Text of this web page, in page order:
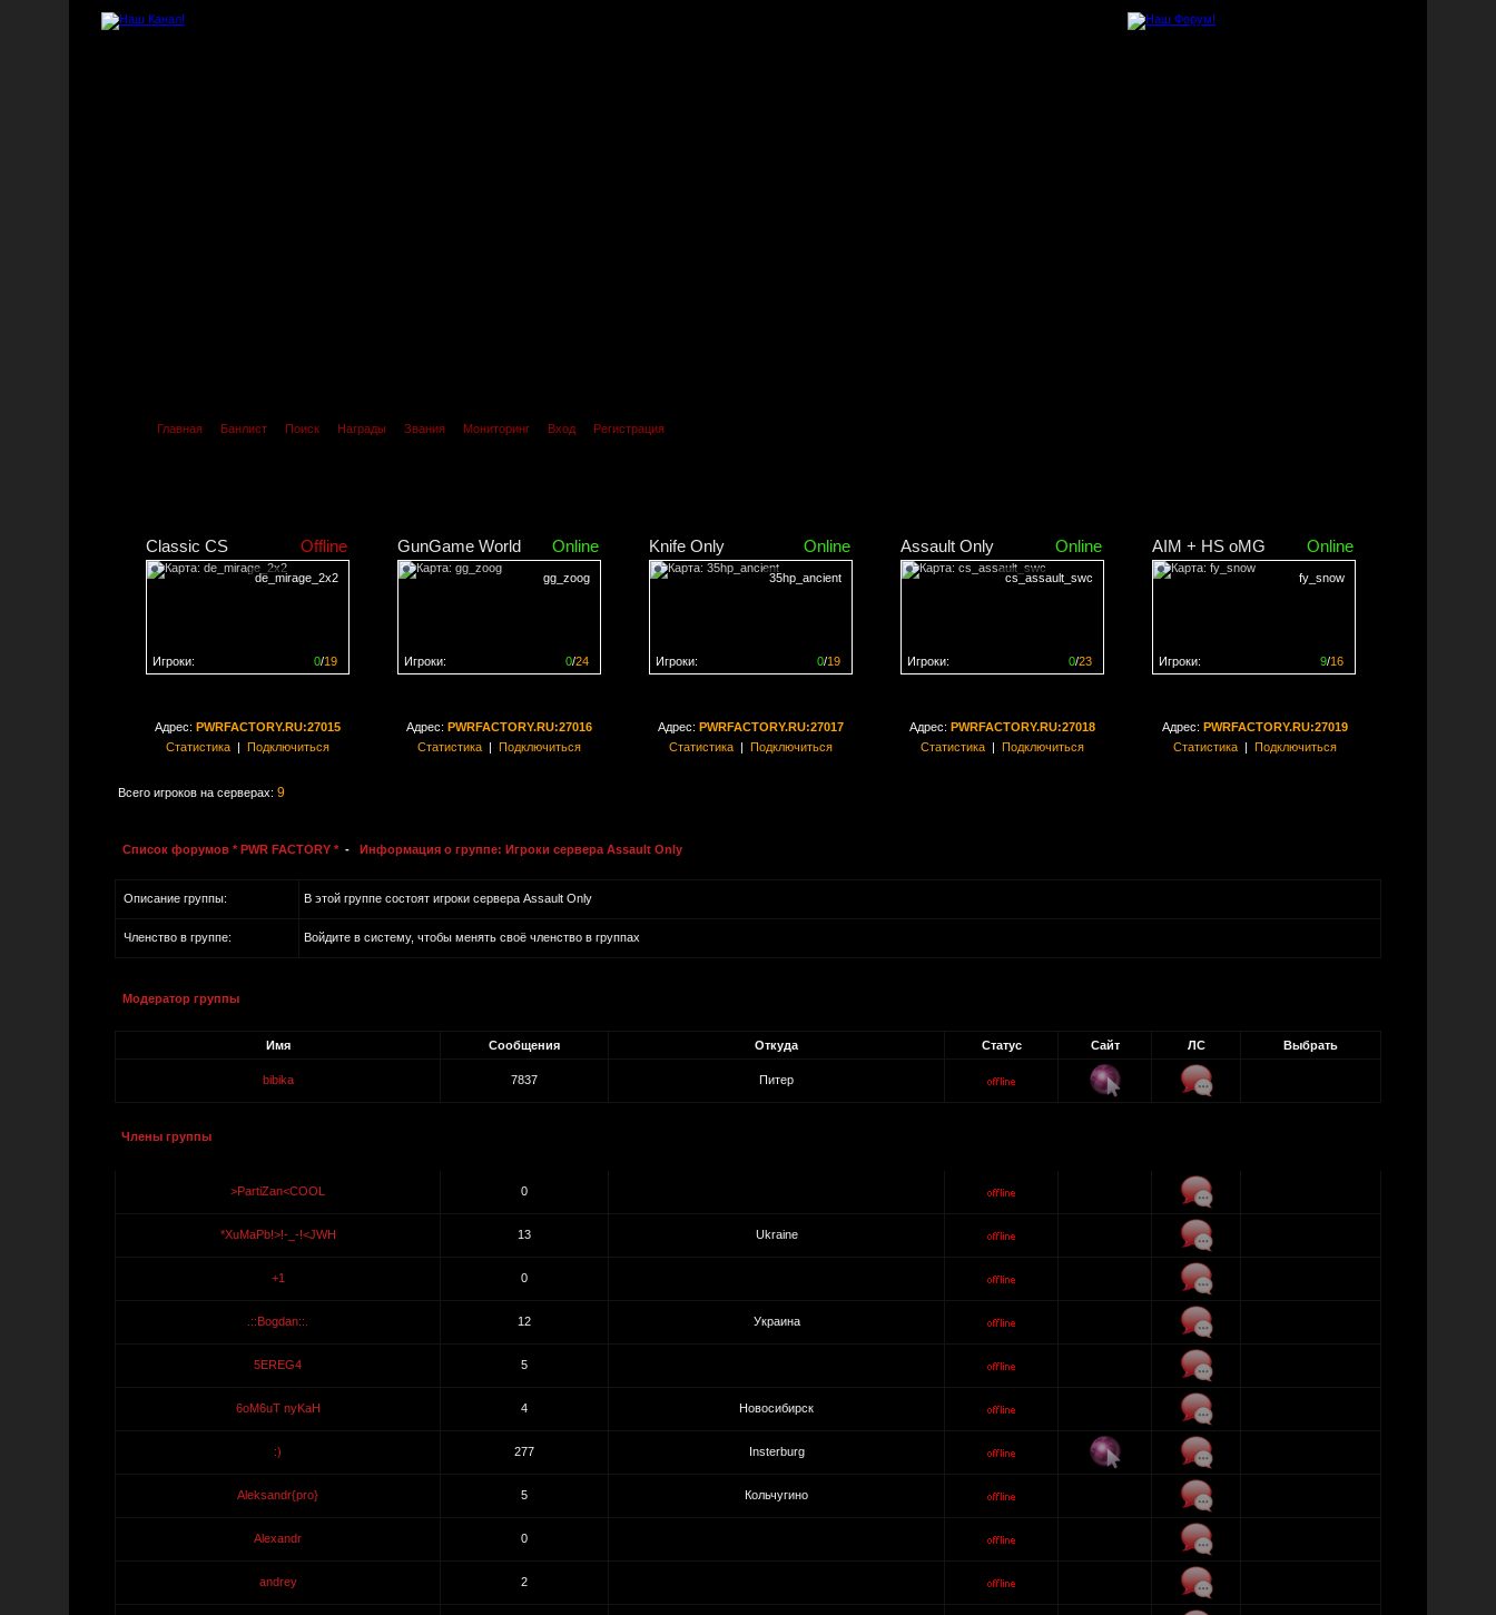
Главная Банлист Поиск Награды Звания Мониторинг Вход Регистрация
Classic CS Offline
de_mirage_2x2
0/19
Игроки:
GunGame World Online
gg_zoog
0/24
Игроки:
Knife Only Online
35hp_ancient
0/19
Игроки:
Assault Only Online
cs_assault_swc
0/23
Игроки:
AIM + HS oMG Online
fy_snow
9/16
Игроки:
Адрес: PWRFACTORY.RU:27015
Статистика| Подключиться
Адрес: PWRFACTORY.RU:27016
Статистика| Подключиться
Адрес: PWRFACTORY.RU:27017
Статистика| Подключиться
Адрес: PWRFACTORY.RU:27018
Статистика| Подключиться
Адрес: PWRFACTORY.RU:27019
Статистика| Подключиться
Всего игроков на серверах: 9
Список форумов * PWR FACTORY * - Информация о группе: Игроки сервера Assault Only
Описание группы: В этой группе состоят игроки сервера Assault Only
Членство в группе: Войдите в систему, чтобы менять своё членство в группах
Модератор группы
Имя Сообщения Откуда Статус Сайт ЛС Выбрать
bibika 7837 Питер
Члены группы
>PartiZan<COOL 0
*XuMaPb!>!-_-!<JWH 13 Ukraine
+1 0
.::Bogdan::. 12 Украина
5EREG4 5
6oM6uT nyKaH 4 Новосибирск
:) 277 Insterburg
Aleksandr{pro} 5 Кольчугино
Alexandr 0
andrey 2